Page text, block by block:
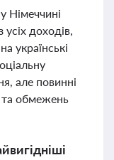
Німеччині
усіх доходів,
українські
але повинні
та обмежень